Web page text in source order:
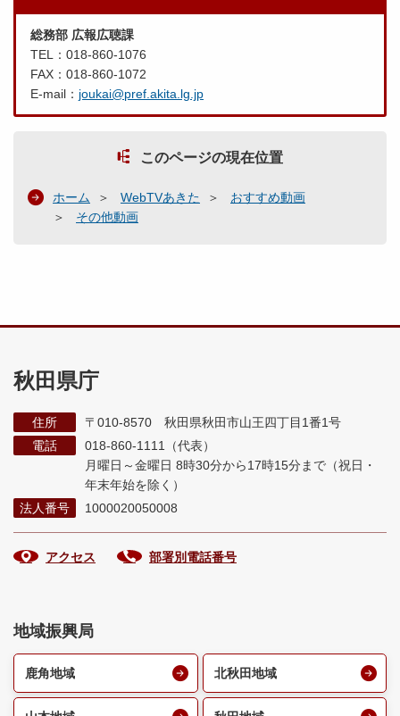
総務部 広報広聴課
TEL：018-860-1076
FAX：018-860-1072
E-mail： joukai@pref.akita.lg.jp
このページの現在位置
ホーム WebTVあきた
おすすめ動画
その他動画
秋田県庁
住所
〒010-8570 秋田県秋田市山王四丁目1番1号
電話
018-860-1111（代表）
月曜日～金曜日 8時30分から17時15分まで （祝日・
年末年始を除く）
法人番号
1000020050008
アクセス 部署別電話番号
地域振興局
鹿角地域 北秋田地域